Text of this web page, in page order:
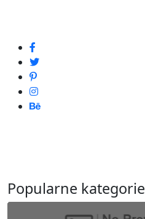
Popularne kategorie